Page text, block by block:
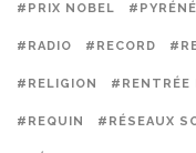
#PRIX NOBEL
#RADIO #RECORD
#RELIGION #RENTRÉE
#REQUIN #RÉSEAUX